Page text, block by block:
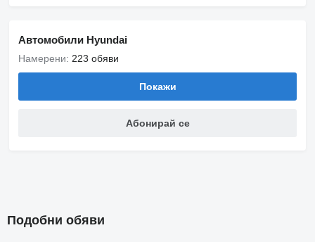
Автомобили Hyundai
Намерени: 223 обяви
Покажи
Абонирай се
Подобни обяви